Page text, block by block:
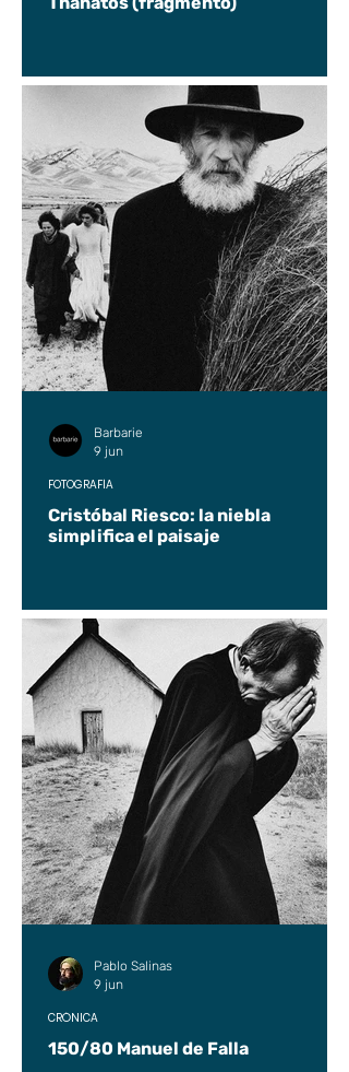
Cristóbal Riesco: la niebla
simplifica el paisaje
FOTOGRAFÍA
Barbarie
9 jun
150/80 Manuel de Falla
CRÓNICA
Pablo Salinas
9 jun